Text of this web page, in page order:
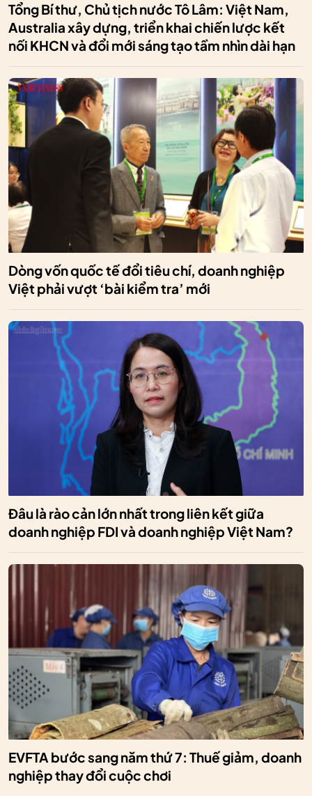
Tổng Bí thư, Chủ tịch nước Tô Lâm: Việt Nam,
Australia xây dựng, triển khai chiến lược kết
nối KHCN và đổi mới sáng tạo tầm nhìn dài hạn
Dòng vốn quốc tế đổi tiêu chí, doanh nghiệp
Việt phải vượt ‘bài kiểm tra’ mới
Đâu là rào cản lớn nhất trong liên kết giữa
doanh nghiệp FDI và doanh nghiệp Việt Nam?
EVFTA bước sang năm thứ 7: Thuế giảm, doanh
nghiệp thay đổi cuộc chơi